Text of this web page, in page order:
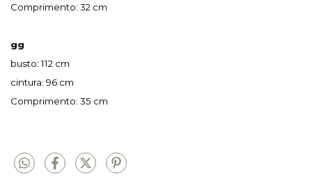
Comprimento: 32 cm
gg
busto: 112 cm
cintura: 96 cm
Comprimento: 35 cm